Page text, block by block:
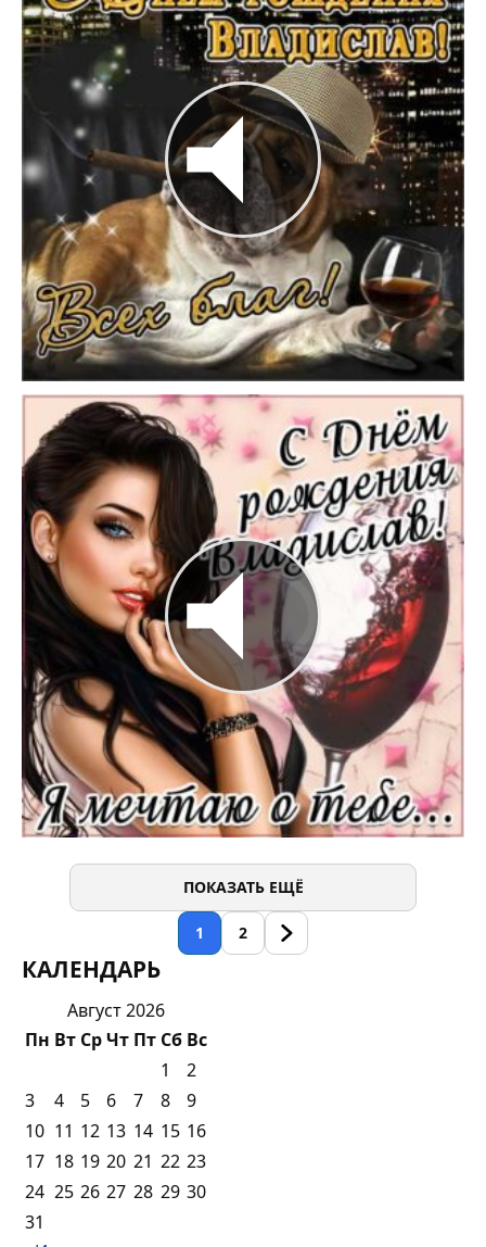
ПОКАЗАТЬ ЕЩЁ
1 2
КАЛЕНДАРЬ
Август 2026
Пн Вт СрЧт Пт Сб Вс
1
2
3
4 5 6 7 8
9
10 11 12 13 14 15 16
17 18 19 20 21 22 23
24 25 26 27 28 29 30
31